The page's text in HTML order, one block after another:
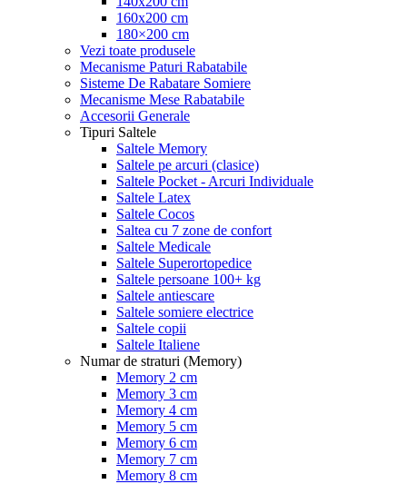
160x200 cm
180×200 cm
Vezi toate produsele
Mecanisme Paturi Rabatabile
Sisteme De Rabatare Somiere
Mecanisme Mese Rabatabile
Accesorii Generale
Tipuri Saltele
Saltele Memory
Saltele pe arcuri (clasice)
Saltele Pocket - Arcuri Individuale
Saltele Latex
Saltele Cocos
Saltea cu 7 zone de confort
Saltele Medicale
Saltele Superortopedice
Saltele persoane 100+ kg
Saltele antiescare
Saltele somiere electrice
Saltele copii
Saltele Italiene
Numar de straturi (Memory)
Memory 2 cm
Memory 3 cm
Memory 4 cm
Memory 5 cm
Memory 6 cm
Memory 7 cm
Memory 8 cm